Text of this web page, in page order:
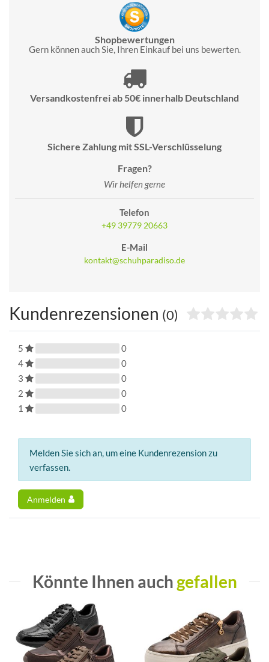
Shopbewertungen
Gern können auch Sie, Ihren Einkauf bei uns bewerten.
Versandkostenfrei ab 50€ innerhalb Deutschland
Sichere Zahlung mit SSL-Verschlüsselung
Fragen?
Wir helfen gerne
Telefon
+49 39779 20663
E-Mail
kontakt@schuhparadiso.de
Kundenrezensionen (0)
5
0
4
0
3
0
2
0
1
0
Melden Sie sich an, um eine Kundenrezension zu
verfassen.
Anmelden
Könnte Ihnen auch gefallen